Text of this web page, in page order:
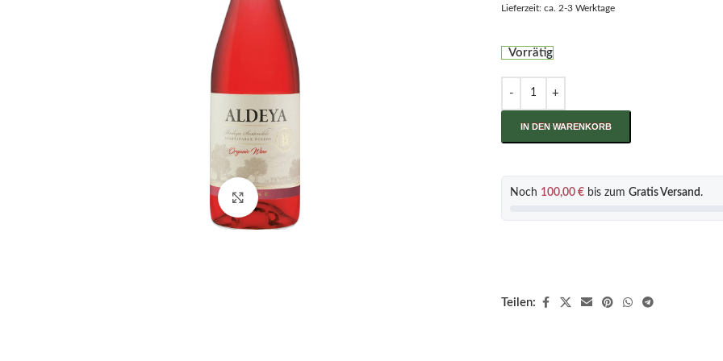
Click to enlarge
Lieferzeit: ca. 2-3 Werktage
Vorrätig
IN DEN WARENKORB
Noch 100,00 € bis zum Gratis Versand .
Teilen: